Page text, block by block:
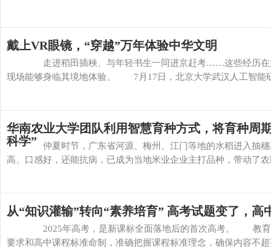
戴上VR眼镜，“穿越”万年体验中华文明
走进稻田插秧、与年轻书生一同进京赶考……这些经历在第
现场能够身临其境地体验。 7月17日，北京大学武汉人工智能
华南农业大学团队利用智慧育种方式，将育种周
科学”
仲夏时节，广东省河源、梅州、江门等地的水稻进入抽穗期
高、口感好，还能抗病，已成为当地米业企业主打品种，带动
从“知识灌输”转向“素养培育” 高考试题变了，高
2025年高考，是新课标全面落地后的首次高考。 教育部
要求和高中课程标准命制，准确把握课程标准理念，确保内容不